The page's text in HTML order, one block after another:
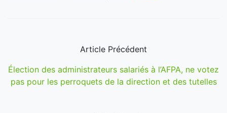
Article Précédent
Élection des administrateurs salariés à l’AFPA, ne votez
pas pour les perroquets de la direction et des tutelles